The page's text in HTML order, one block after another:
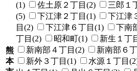
熊
本
(1)
佐土原２丁目(2) 三郎１
(5)
下江津２丁目(1) 下江津
目(2)
下江津６丁目(1) 下南
丁目(2)
昭和町(1) 新生１丁
新南部４丁目(2)
新南部６
新外３丁目(1)
水源１丁目